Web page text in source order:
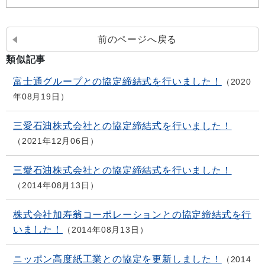
前のページへ戻る
類似記事
富士通グループとの協定締結式を行いました！
2020
年08月19日
三愛石油株式会社との協定締結式を行いました！
2021年12月06日
三愛石油株式会社との協定締結式を行いました！
2014年08月13日
株式会社加寿翁コーポレーションとの協定締結式を行
いました！
2014年08月13日
ニッポン高度紙工業との協定を更新しました！
2014